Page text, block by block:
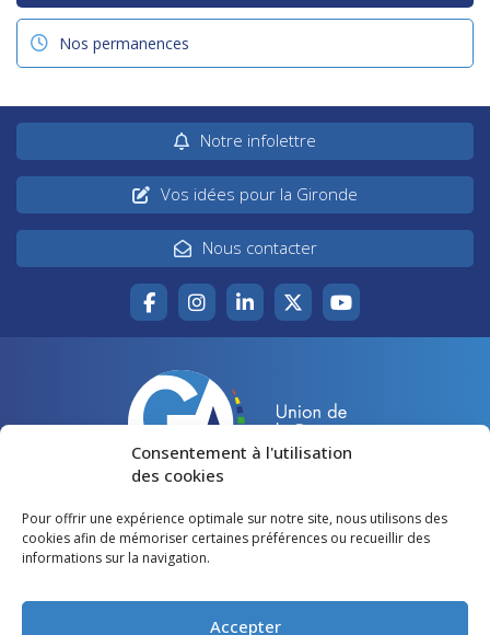
Consentement à l'utilisation
des cookies
Pour offrir une expérience optimale sur notre site, nous utilisons des
cookies afin de mémoriser certaines préférences ou recueillir des
informations sur la navigation.
Accepter
Nos permanences
Notre infolettre
Vos idées pour la Gironde
Nous contacter
Accueil
Votre canton
Lire et voir
Agir pour la Gironde
Restons en contact